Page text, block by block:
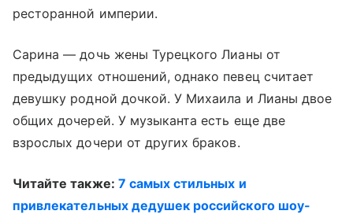
ресторанной империи.
Сарина — дочь жены Турецкого Лианы от
предыдущих отношений, однако певец считает
девушку родной дочкой. У Михаила и Лианы двое
общих дочерей. У музыканта есть еще две
взрослых дочери от других браков.
Читайте также: 7 самых стильных и
привлекательных дедушек российского шоу-